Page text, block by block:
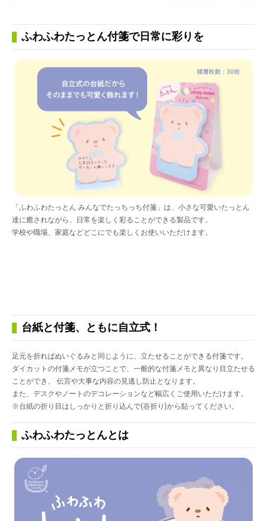
ふわふわたっとん付箋で日常に彩りを
「ふわふわたっとん みんなでたっちっち付箋」は、小さな可愛いたっとん
達に癒されながら、日常を楽しく彩ることができる製品です。
学校や職場、家庭などどこにでも楽しくお使いいただけます。
台紙と付箋、ともに自立式！
足元を折ればぬいぐるみと同じように、立たせることができる付箋です。
ダイカットの付箋メモが立つことで、一般的な付箋メモと異なり目立たせる
ことができ、 伝言や大事な内容の見逃し防止となります。
また、デスクやノートのデコレーションなど幅広くご使用いただけます。
※台紙の折り目はしっかりと折り込んで(谷折り)から貼ってください。
ふわふわたっとんとは